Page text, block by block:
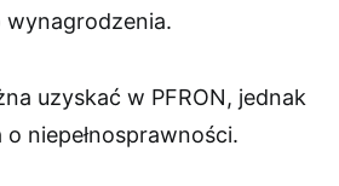
uzyskać w PFRON, jednak
niepełnosprawności.